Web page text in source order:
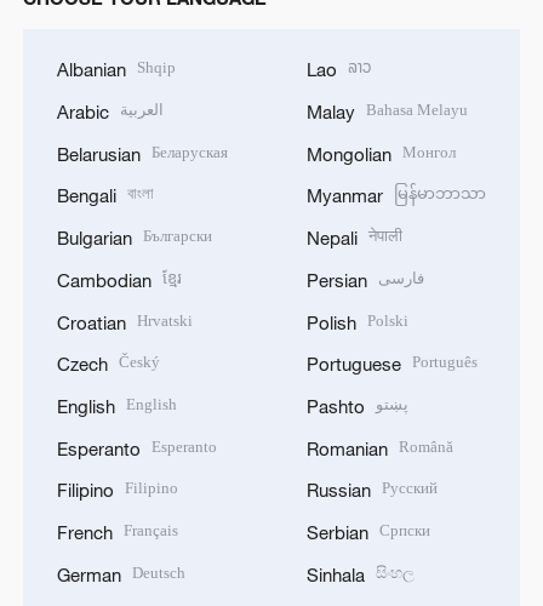
Albanian Shqip
Arabic العربية
Belarusian Беларуская
Bengali বাংলা
Bulgarian Български
Cambodian ខ្មែរ
Croatian Hrvatski
Czech Český
English English
Esperanto Esperanto
Filipino Filipino
French Français
German Deutsch
Lao ລາວ
Malay Bahasa Melayu
Mongolian Монгол
Myanmar မြန်မာဘာသာ
Nepali नेपाली
Persian فارسی
Polish Polski
Portuguese Português
Pashto پښتو
Romanian Română
Russian Русский
Serbian Српски
Sinhala සිංහල